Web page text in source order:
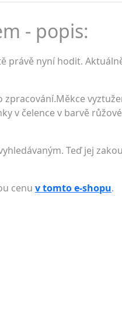
- popis:
právě nyní hodit.
v čelence v barvě
Teď jej
cenu v tomto e-shopu.